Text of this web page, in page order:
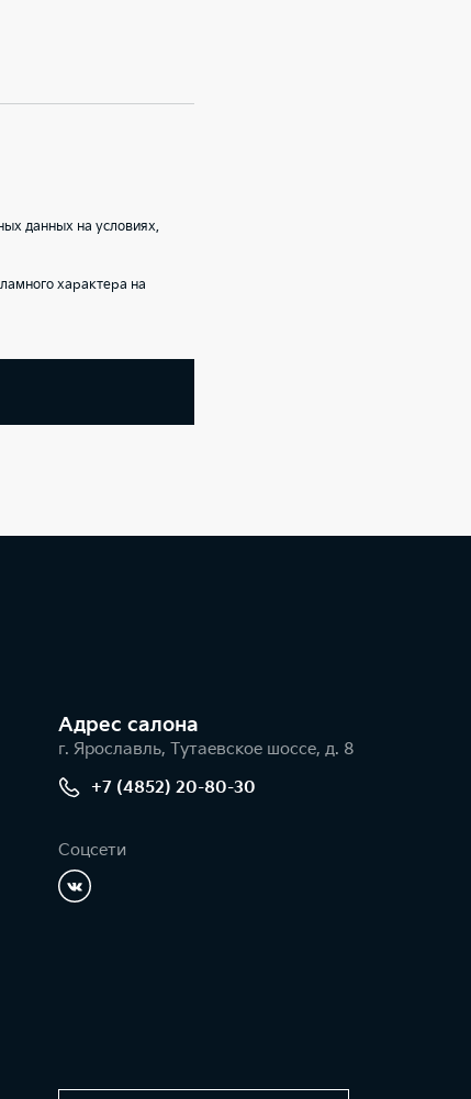
данных на условиях,
характера на
Адрес салонa
г. Ярославль, Тутаевское шоссе, д. 8
+7 (4852) 20-80-30
Соцсети